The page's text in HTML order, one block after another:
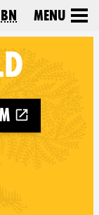
your
bn Menu